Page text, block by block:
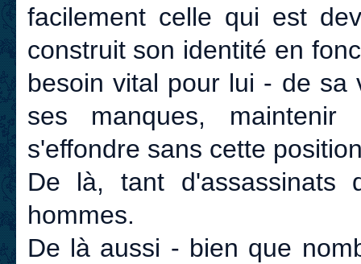
facilement celle qui est
construit son identité en
besoin vital pour lui - de sa
ses manques, maintenir
s'effondre sans cette
De là, tant d'assassinats
hommes.
De là aussi - bien que